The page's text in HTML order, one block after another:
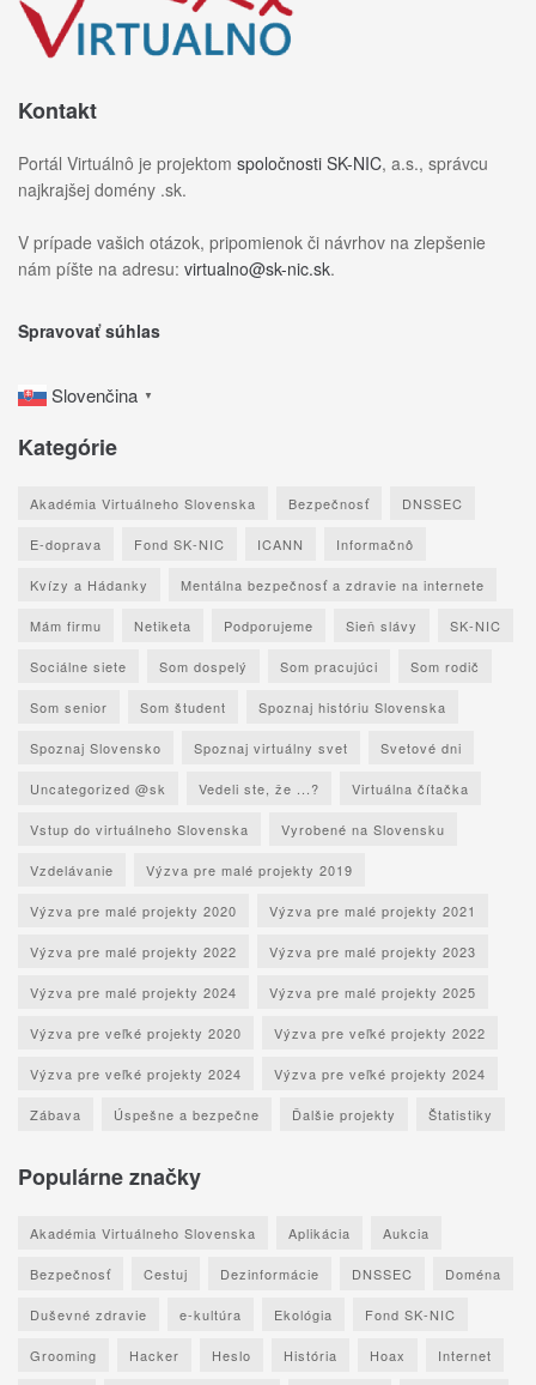
Kontakt
Portál Virtuálnô je projektom spoločnosti SK-NIC, a.s., správcu
najkrajšej domény .sk.
V prípade vašich otázok, pripomienok či návrhov na zlepšenie
nám píšte na adresu: virtualno@sk-nic.sk.
Spravovať súhlas
Slovenčina ▼
Kategórie
Akadémia Virtuálneho Slovenska Bezpečnosť DNSSEC
E-doprava Fond SK-NIC ICANN Informačnô
Kvízy a Hádanky Mentálna bezpečnosť a zdravie na internete
Mám firmu Netiketa Podporujeme Sieň slávy SK-NIC
Sociálne siete Som dospelý Som pracujúci Som rodič
Som senior Som študent Spoznaj históriu Slovenska
Spoznaj Slovensko Spoznaj virtuálny svet Svetové dni
Uncategorized @sk Vedeli ste, že ...? Virtuálna čítačka
Vstup do virtuálneho Slovenska Vyrobené na Slovensku
Vzdelávanie Výzva pre malé projekty 2019
Výzva pre malé projekty 2020 Výzva pre malé projekty 2021
Výzva pre malé projekty 2022 Výzva pre malé projekty 2023
Výzva pre malé projekty 2024 Výzva pre malé projekty 2025
Výzva pre veľké projekty 2020 Výzva pre veľké projekty 2022
Výzva pre veľké projekty 2024 Výzva pre veľké projekty 2024
Zábava Úspešne a bezpečne Ďalšie projekty Štatistiky
Populárne značky
Akadémia Virtuálneho Slovenska Aplikácia Aukcia
Bezpečnosť Cestuj Dezinformácie DNSSEC Doména
Duševné zdravie e-kultúra Ekológia Fond SK-NIC
Grooming Hacker Heslo História Hoax Internet